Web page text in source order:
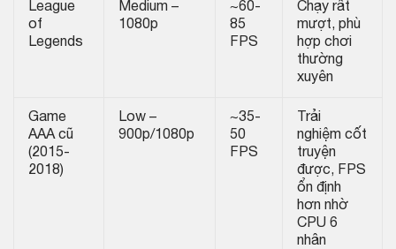
League
of
Legends
Medium –
1080p
~60-
85
FPS
Chạy rất
mượt, phù
hợp chơi
thường
xuyên
Game
AAA cũ
(2015-
2018)
Low –
900p/1080p
~35-
50
FPS
Trải
nghiệm cốt
truyện
được, FPS
ổn định
hơn nhờ
CPU 6
nhân